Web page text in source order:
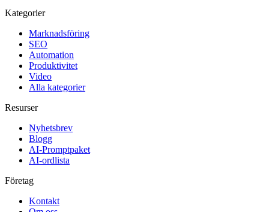
Kategorier
Marknadsföring
SEO
Automation
Produktivitet
Video
Alla kategorier
Resurser
Nyhetsbrev
Blogg
AI-Promptpaket
AI-ordlista
Företag
Kontakt